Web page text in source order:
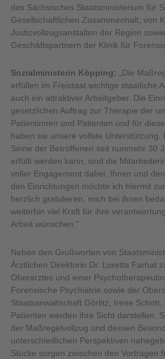
des Sächsisches Staatsministerium für
Gesellschaftlichen Zusammenhalt, von
Justizvollzugsanstalten der Region
Geschäftspartnern der Klinik für
Sozialministerin Köpping: „Die
erfüllen im Freistaat wichtige staatliche
auch ein attraktiver Arbeitgeber. Die
gesetzlichen Auftrag zur Therapie der
Patientinnen und Patienten und für
haben sie unsere vollste Unterstützung.
Sinne der Betroffenen seit nunmehr 30
erfüllt werden kann, sind die
voller Engagement dabei. Ihnen und
den Einrichtungen möchte ich hiermit
herzlich gratulieren, mich bei ihnen
weiterhin viel Kraft für ihre
Arbeit wünschen.“
Neben den Grußworten von
Ärztlichen Direktorin Dr. Loretta Farhat
Oberarztes und einer
Forensische Psychiatrie sowie der
Staatsanwaltschaft Görlitz, Irene
Patienten werden ihre Sicht darstellen.
der Maßregelvollzug und dessen
unterschiedlichen Perspektiven
Stücke sorgen zwischen den Vorträgen